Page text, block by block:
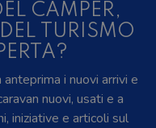
CAMPER,
TURISMO
i nuovi arrivi e
nuovi, usati e a
iniziative e articoli sul